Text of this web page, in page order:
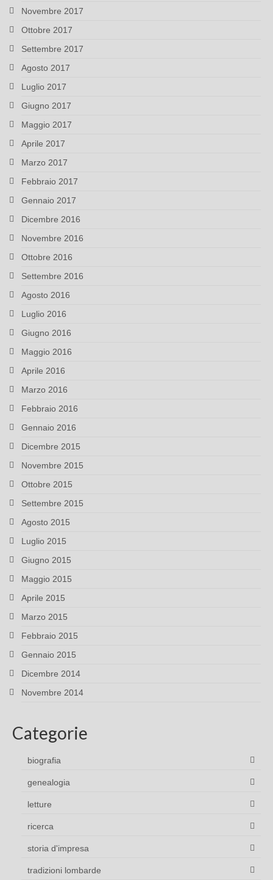
Novembre 2017
Ottobre 2017
Settembre 2017
Agosto 2017
Luglio 2017
Giugno 2017
Maggio 2017
Aprile 2017
Marzo 2017
Febbraio 2017
Gennaio 2017
Dicembre 2016
Novembre 2016
Ottobre 2016
Settembre 2016
Agosto 2016
Luglio 2016
Giugno 2016
Maggio 2016
Aprile 2016
Marzo 2016
Febbraio 2016
Gennaio 2016
Dicembre 2015
Novembre 2015
Ottobre 2015
Settembre 2015
Agosto 2015
Luglio 2015
Giugno 2015
Maggio 2015
Aprile 2015
Marzo 2015
Febbraio 2015
Gennaio 2015
Dicembre 2014
Novembre 2014
Categorie
biografia
genealogia
letture
ricerca
storia d'impresa
tradizioni lombarde